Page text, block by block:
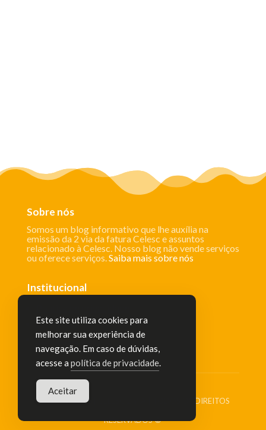
Sobre nós
Somos um blog informativo que lhe auxília na
emissão da 2 via da fatura Celesc e assuntos
relacionado à Celesc. Nosso blog não vende serviços
ou oferece serviços. Saiba mais sobre nós
Institucional
Sobre Nós
Termos de serviço
AGOSTO, 2026 | CELESC 2 VIA | TODOS OS DIREITOS
RESERVADOS ©
Este site utiliza cookies para
melhorar sua experiência de
navegação. Em caso de dúvidas,
acesse a política de privacidade.
Aceitar